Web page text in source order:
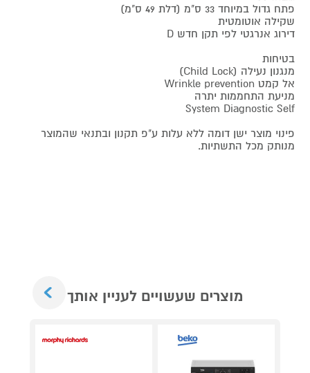
פתח גדול במיוחד 33 ס"מ (דלת 49 ס"מ)
שקילה אוטומטית
דירוג אנרגטי לפי תקן חדש D
בטיחות
מנגנון נעילה (Child Lock)
אל קמט Wrinkle prevention
מניעת התחממות יתרה
System Diagnostic Self
פינוי מוצר ישן דומה ללא עלות ע"פ תקנון ובתנאי שהמוצר
מנותק מכל התשתיות.
מוצרים שעשויים לעניין אותך